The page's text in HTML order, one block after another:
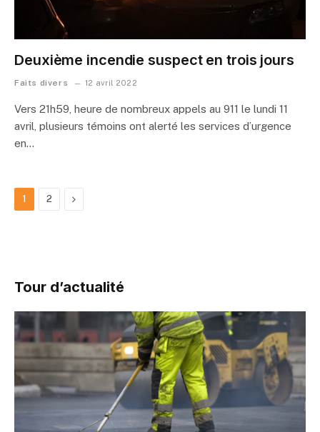
Deuxième incendie suspect en trois jours
Faits divers 12 avril 2022
Vers 21h59, heure de nombreux appels au 911 le lundi 11
avril, plusieurs témoins ont alerté les services d’urgence
en…
1 2 Next
Tour d’actualité